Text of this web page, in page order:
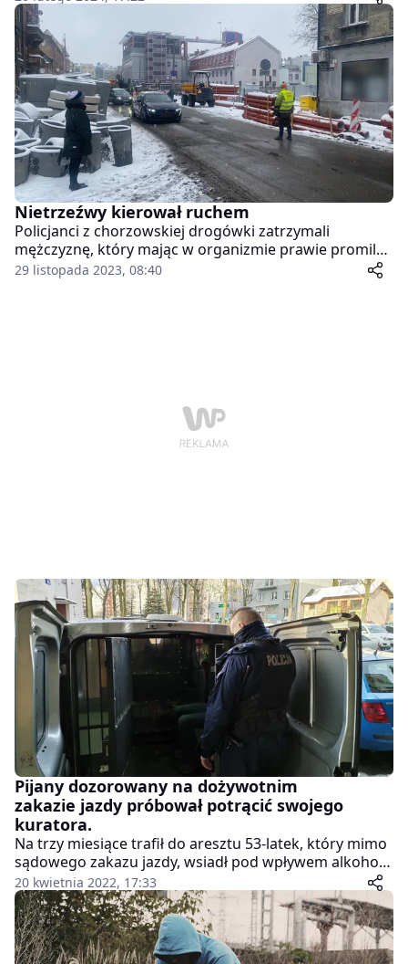
bezradnie na klatce schodowej jednego z bloków.
Nietrzeźwy kierował ruchem
Policjanci z chorzowskiej drogówki zatrzymali
mężczyznę, który mając w organizmie prawie promil
alkoholu, kierował ruchem pojazdów podczas prac
drogowych. 48-latek dodatkowo nie posiadał
29 listopada 2023, 08:40
Pijany dozorowany na dożywotnim
zakazie jazdy próbował potrącić swojego
kuratora.
Na trzy miesiące trafił do aresztu 53-latek, który mimo
sądowego zakazu jazdy, wsiadł pod wpływem alkoholu
za kierownicę i próbował potracić swojego kuratora.
Kobieta sprawowała nadzór nad dozorem mężczyzny,
który odbywał wyrok w systemie elektronicznym, ze
specjalną bransoletą. Mężczyzna został już
tymczasowo aresztowany.
20 kwietnia 2022, 17:33